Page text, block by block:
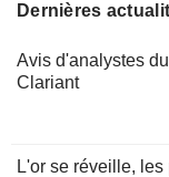
Dernières
Avis d'analystes
Clariant
L'or se réveille,